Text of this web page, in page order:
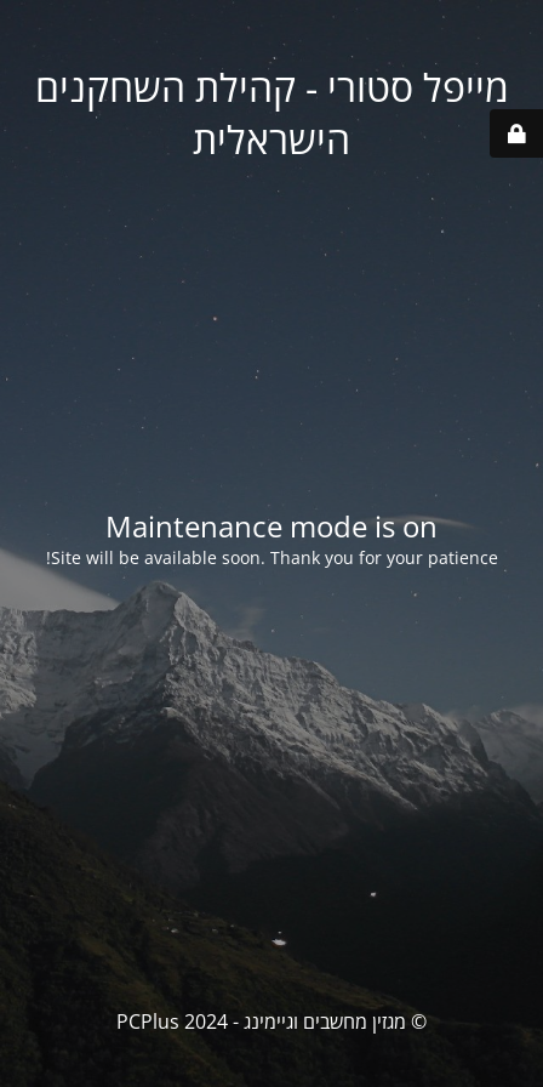
מייפל סטורי - קהילת השחקנים
הישראלית
Maintenance mode is on
Site will be available soon. Thank you for your patience!
© מגזין מחשבים וגיימינג - PCPlus 2024